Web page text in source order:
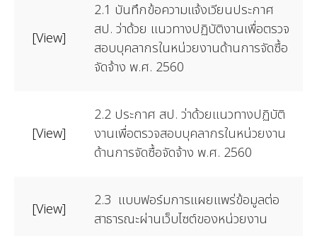
[View]
2.1 บันทึกข้อความแจ้งเวียนประกาศ
สป. ว่าด้วย แนวทางปฏิบัติงานเพื่อตรวจ
สอบบุคลากรในหน่วยงานด้านการจัดซื้อ
จัดจ้าง พ.ศ. 2560
[View]
2.2 ประกาศ สป. ว่าด้วยแนวทางปฏิบัติ
งานเพื่อตรวจสอบบุคลากรในหน่วยงาน
ด้านการจัดซื้อจัดจ้าง พ.ศ. 2560
[View]
2.3 แบบฟอร์มการแผยแพร่ข้อมูลต่อ
สาธารณะผ่านเว็บไซต์ของหน่วยงาน